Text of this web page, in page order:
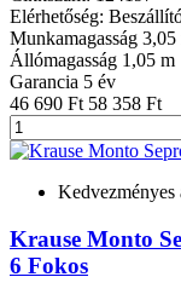
Elérhetőség:
Munkamagasság 3,05
Állómagasság 1,05 m
Garancia 5 év
46 690 Ft 58 358 Ft
Kedvezményes
Krause Monto
6 Fokos